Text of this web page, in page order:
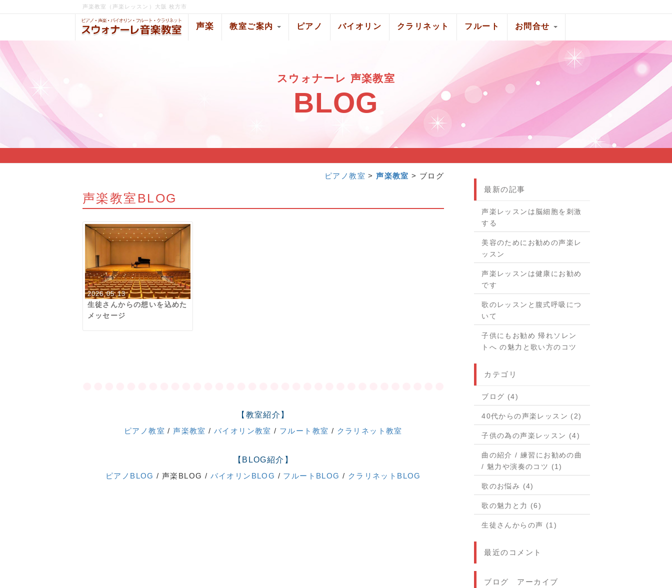
声楽教室（声楽レッスン）大阪 枚方市
声楽 教室ご案内 ピアノ バイオリン クラリネット フルート お問合せ
スウォナーレ 声楽教室
BLOG
ピアノ教室 >声楽教室 > ブログ
声楽教室BLOG
2026.05.13
生徒さんからの想いを込めた
メッセージ
【教室紹介】
ピアノ教室 /声楽教室 / バイオリン教室 / フルート教室 / クラリネット教室
【BLOG紹介】
ピアノBLOG / 声楽BLOG / バイオリンBLOG / フルートBLOG / クラリネットBLOG
最新の記事
声楽レッスンは脳細胞を刺激
する
美容のためにお勧めの声楽レ
ッスン
声楽レッスンは健康にお勧め
です
歌のレッスンと腹式呼吸につ
いて
子供にもお勧め 帰れソレン
トへ の魅力と歌い方のコツ
カテゴリ
ブログ (4)
40代からの声楽レッスン (2)
子供の為の声楽レッスン (4)
曲の紹介 / 練習にお勧めの曲
/ 魅力や演奏のコツ (1)
歌のお悩み (4)
歌の魅力と力 (6)
生徒さんからの声 (1)
最近のコメント
ブログ アーカイブ